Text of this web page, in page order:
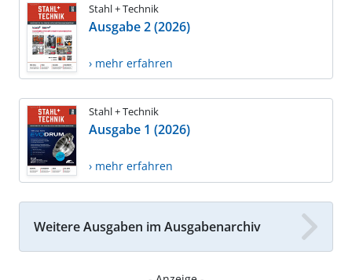
Stahl + Technik
Ausgabe 2 (2026)
› mehr erfahren
Stahl + Technik
Ausgabe 1 (2026)
› mehr erfahren
Weitere Ausgaben im Ausgabenarchiv